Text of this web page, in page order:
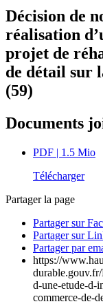
Décision de
réalisation
projet de
de détail sur
(59)
Documents
PDF | 1.5 Mio
Télécharger
Partager la page
Partager sur
Partager sur
Partager par
https://
d-une-etude-d-
commerce-de-